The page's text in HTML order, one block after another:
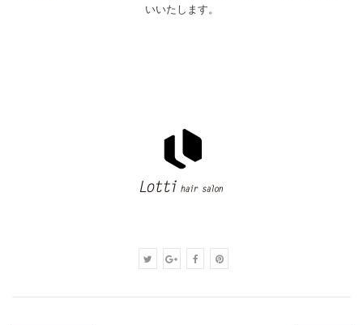
いいたします。